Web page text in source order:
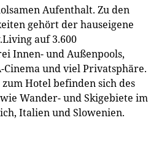
Aufenthalt. Zu den
gehört der hauseigene
auf 3.600
Innen- und Außenpools,
Cinema und viel Privatsphäre.
Hotel befinden sich des
Wander- und Skigebiete im
Italien und Slowenien.